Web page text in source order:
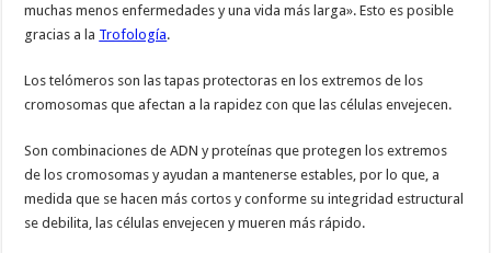
muchas menos enfermedades y una vida más larga». Esto es posible
gracias a la Trofología.
Los telómeros son las tapas protectoras en los extremos de los
cromosomas que afectan a la rapidez con que las células envejecen.
Son combinaciones de ADN y proteínas que protegen los extremos
de los cromosomas y ayudan a mantenerse estables, por lo que, a
medida que se hacen más cortos y conforme su integridad estructural
se debilita, las células envejecen y mueren más rápido.